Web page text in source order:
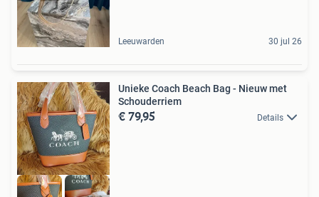
Leeuwarden 30 jul 26
Unieke Coach Beach Bag - Nieuw met
Schouderriem
€ 79,95 Details